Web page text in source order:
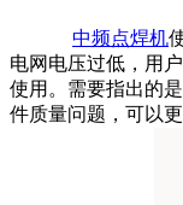
中频点焊机
电网电压过低，用
使用。需要指出的
件质量问题，可以